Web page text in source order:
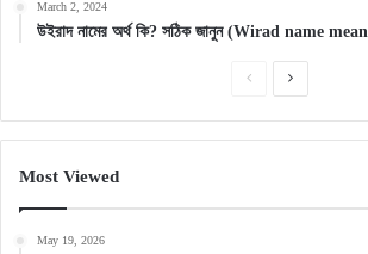
March 2, 2024
উইরাদ নামের অর্থ কি? সঠিক জানুন (Wirad name
PreviousNext
Most Viewed
May 19, 2026